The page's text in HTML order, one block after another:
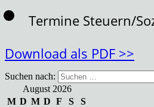
Termine Steuern/
Download als PDF >>
Suchen nach:
August 2026
M D M D F S
S